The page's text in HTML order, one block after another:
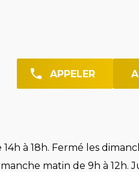
APPELER
à 18h. Fermé les
matin de 9h à 12h.